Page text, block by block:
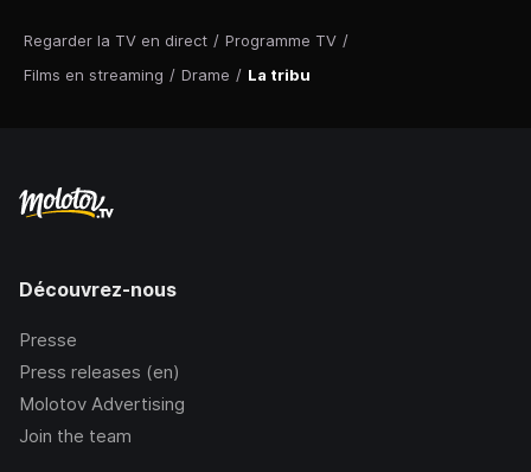
Regarder la TV en direct / Programme TV /
Films en streaming / Drame / La tribu
Découvrez-nous
Presse
Press releases (en)
Molotov Advertising
Join the team